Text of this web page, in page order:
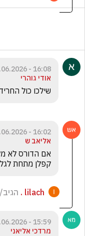
16:08 - 11.06.2026
אודי גוהרי
שילכו כול
16:02 - 11.06.2026
אליאב ש
קפלן מתחת
lilach .
15:59 - 11.06.2026
מרדכי אליאני